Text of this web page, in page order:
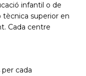
infantil o de
superior en
Cada centre
cada